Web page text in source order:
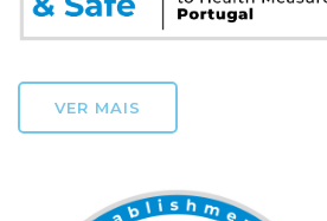
VER MAIS